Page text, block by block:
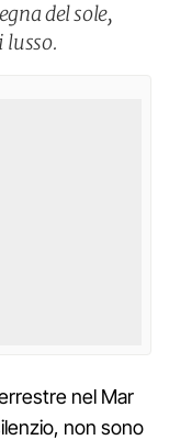
del sole,
lusso.
nel Mar
non sono